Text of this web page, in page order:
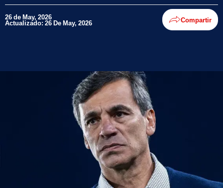
26 de May, 2026
Actualizado: 26 De May, 2026 Compartir